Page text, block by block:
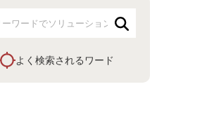
よく検索されるワード